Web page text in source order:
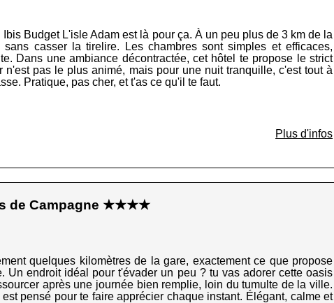
Budget L'isle Adam est là pour ça. À un peu plus de 3 km de la
casser la tirelire. Les chambres sont simples et efficaces,
Dans une ambiance décontractée, cet hôtel te propose le strict
pas le plus animé, mais pour une nuit tranquille, c'est tout à
Pratique, pas cher, et t'as ce qu'il te faut.
Plus d'infos
de Campagne ★★★★
quelques kilomètres de la gare, exactement ce que propose
endroit idéal pour t'évader un peu ? tu vas adorer cette oasis
après une journée bien remplie, loin du tumulte de la ville.
pensé pour te faire apprécier chaque instant. Élégant, calme et